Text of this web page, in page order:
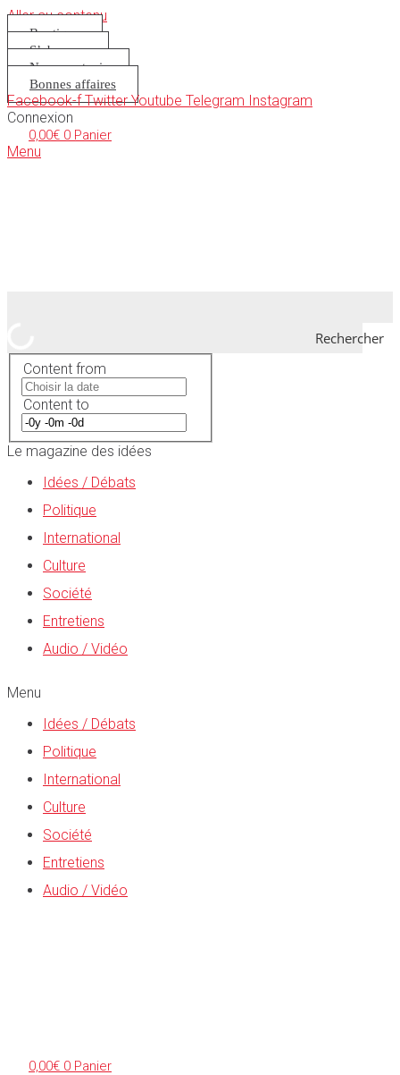
Aller au contenu
Boutique
S’abonner
Nous soutenir
Bonnes affaires
Facebook-f Twitter Youtube Telegram Instagram
Connexion
0,00€ 0 Panier
Menu
Rechercher
Content from
Content to
Le magazine des idées
Idées / Débats
Politique
International
Culture
Société
Entretiens
Audio / Vidéo
Menu
Idées / Débats
Politique
International
Culture
Société
Entretiens
Audio / Vidéo
0,00€ 0 Panier